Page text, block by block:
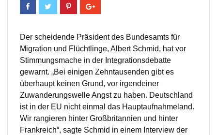
Der scheidende Präsident des Bundesamts für
Migration und Flüchtlinge, Albert Schmid, hat vor
Stimmungsmache in der Integrationsdebatte
gewarnt. „Bei einigen Zehntausenden gibt es
überhaupt keinen Grund, vor irgendeiner
Zuwanderungswelle Angst zu haben. Deutschland
ist in der EU nicht einmal das Hauptaufnahmeland.
Wir rangieren hinter Großbritannien und hinter
Frankreich“, sagte Schmid in einem Interview der